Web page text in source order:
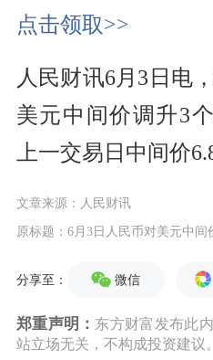
点击领取>>
人民财讯6月3日电
美元中间价调升3
上一交易日中间价
文章来源：人民财讯
原标题：6月3日人民币对美元中间
分享至： 微信
郑重声明： 东方财富发布此
站立场无关，不构成投资建议